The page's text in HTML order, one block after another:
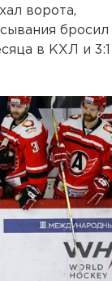
ворота,
бросил
в КХЛ и 3:1